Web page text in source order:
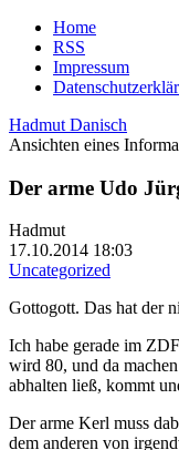
Home
RSS
Impressum
Hadmut Danisch
Ansichten eines
Der arme Udo
Hadmut
17.10.2014 18:03
Uncategorized
Gottogott. Das hat der
Ich habe gerade im
wird 80, und da
abhalten ließ, kommt
Der arme Kerl muss
dem anderen von